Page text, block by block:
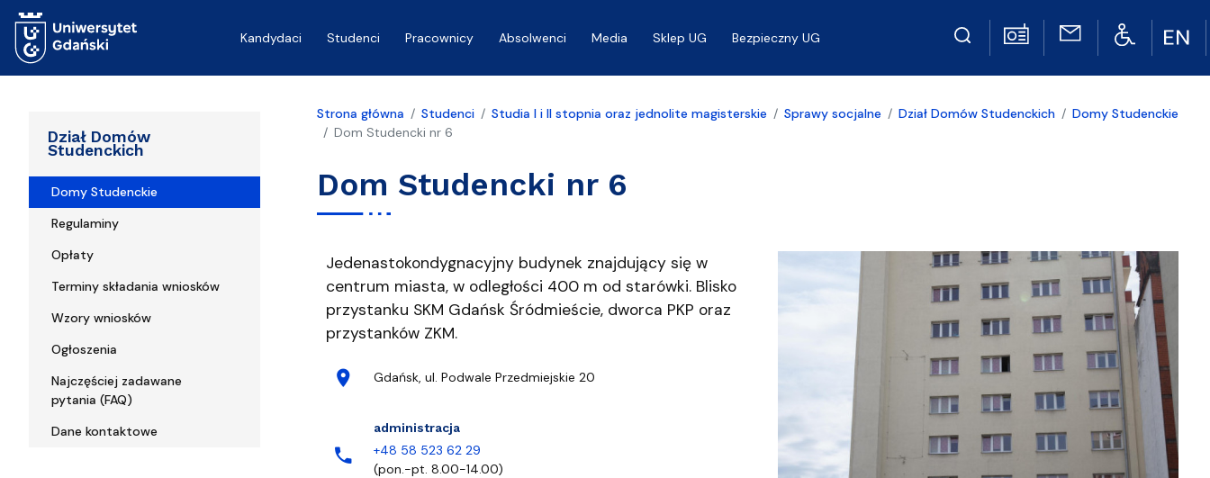
Kandydaci
Studenci Pracownicy Absolwenci Media Sklep UG Bezpieczny UG
Dział Domów
Studenckich
Domy Studenckie
Regulaminy
Opłaty
Terminy składania wniosków
Wzory wniosków
Ogłoszenia
Najczęściej zadawane
pytania (FAQ)
Dane kontaktowe
Strona główna Studenci Studia I i II stopnia oraz jednolite magisterskie Sprawy socjalne Dział Domów Studenckich
Domy Studenckie
Dom Studencki nr 6
Dom Studencki nr 6
Jedenastokondygnacyjny budynek znajdujący się w
centrum miasta, w odległości 400 m od starówki. Blisko
przystanku SKM Gdańsk Śródmieście, dworca PKP oraz
przystanków ZKM.
Kontakt
Adres
location_on Gdańsk, ul. Podwale Przedmiejskie 20
Telefony
phone
administracja
+48 58 523 62 29
(pon.-pt. 8.00-14.00)
Zdjęcia budynku